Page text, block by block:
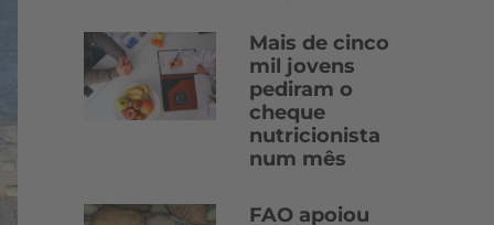
Mais de cinco
mil jovens
pediram o
cheque
nutricionista
num mês
FAO apoiou